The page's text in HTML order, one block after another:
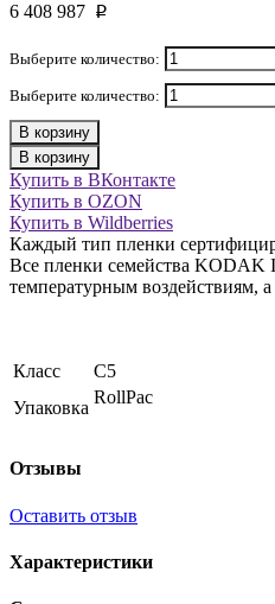
6 408 987 p
Выберите количество:
Выберите количество:
В корзину
В корзину
Купить в ВКонтакте
Купить в OZON
Купить в Wildberries
Каждый тип пленки
Все пленки семейства
температурным воздействиям,
Класс
C5
Упаковка
RollPac
Отзывы
Оставить отзыв
Характеристики